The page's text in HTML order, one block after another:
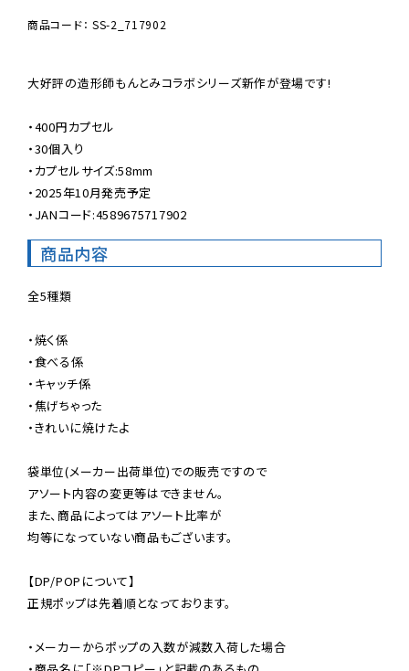
商品コード： SS-2_717902
大好評の造形師もんとみコラボシリーズ新作が登場です!
・400円カプセル
・30個入り
・カプセルサイズ:58mm
・2025年10月発売予定
・JANコード:4589675717902
商品内容
全5種類
・焼く係
・食べる係
・キャッチ係
・焦げちゃった
・きれいに焼けたよ
袋単位(メーカー出荷単位)での販売ですので
アソート内容の変更等はできません。
また、商品によってはアソート比率が
均等になっていない商品もございます。
【DP/POPについて】
正規ポップは先着順となっております。
・メーカーからポップの入数が減数入荷した場合